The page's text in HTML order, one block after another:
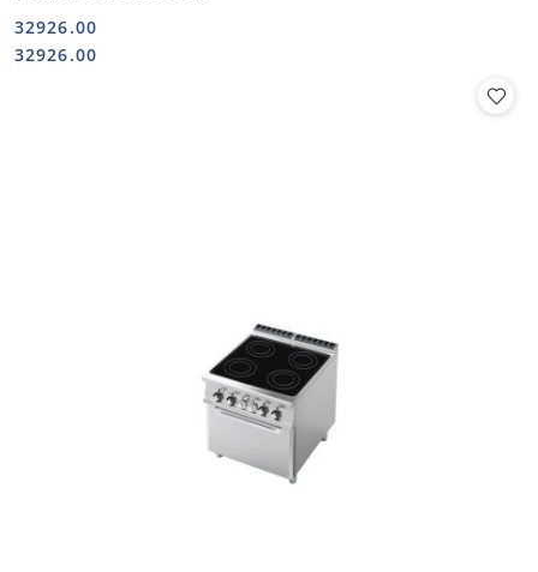
Cena:
32926.00
Cena:
32926.00